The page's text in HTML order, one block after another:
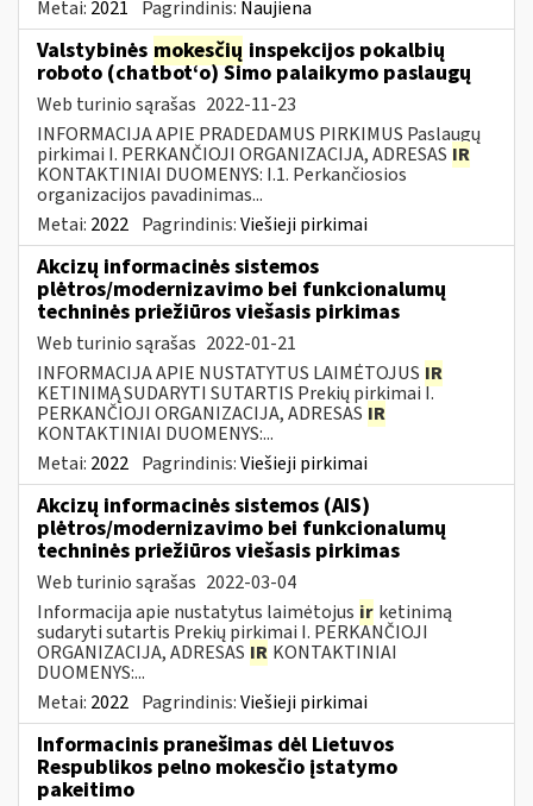
Metai: 2021 Pagrindinis: Naujiena
Valstybinės mokesčių inspekcijos pokalbių
roboto (chatbot‘o) Simo palaikymo paslaugų
Web turinio sąrašas 2022-11-23
INFORMACIJA APIE PRADEDAMUS PIRKIMUS Paslaugų
pirkimai I. PERKANČIOJI ORGANIZACIJA, ADRESAS IR
KONTAKTINIAI DUOMENYS: I.1. Perkančiosios
organizacijos pavadinimas...
Metai: 2022 Pagrindinis:Viešieji pirkimai
Akcizų informacinės sistemos
plėtros/modernizavimo bei funkcionalumų
techninės priežiūros viešasis pirkimas
Web turinio sąrašas 2022-01-21
INFORMACIJA APIE NUSTATYTUS LAIMĖTOJUS IR
KETINIMĄ SUDARYTI SUTARTIS Prekių pirkimai I.
PERKANČIOJI ORGANIZACIJA, ADRESAS IR
KONTAKTINIAI DUOMENYS:...
Metai: 2022 Pagrindinis:Viešieji pirkimai
Akcizų informacinės sistemos (AIS)
plėtros/modernizavimo bei funkcionalumų
techninės priežiūros viešasis pirkimas
Web turinio sąrašas 2022-03-04
Informacija apie nustatytus laimėtojus ir ketinimą
sudaryti sutartis Prekių pirkimai I. PERKANČIOJI
ORGANIZACIJA, ADRESAS IR KONTAKTINIAI
DUOMENYS:...
Metai: 2022 Pagrindinis:Viešieji pirkimai
Informacinis pranešimas dėl Lietuvos
Respublikos pelno mokesčio įstatymo
pakeitimo